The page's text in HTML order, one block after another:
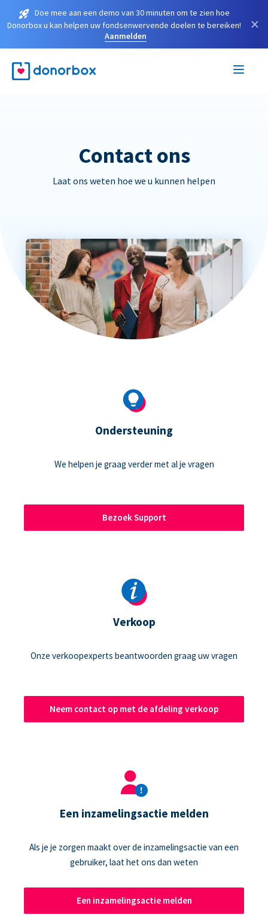
Doe mee aan een demo van 30 minuten om te zien hoe
Donorbox u kan helpen uw fondsenwervende doelen te bereiken!
Aanmelden
×
Contact ons
Laat ons weten hoe we u kunnen helpen
Ondersteuning
We helpen je graag verder met al je vragen
Bezoek Support
Verkoop
Onze verkoopexperts beantwoorden graag uw vragen
Neem contact op met de afdeling verkoop
Een inzamelingsactie melden
Als je je zorgen maakt over de inzamelingsactie van een
gebruiker, laat het ons dan weten
Een inzamelingsactie melden